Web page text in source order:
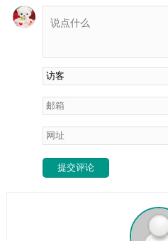
法：练习书法、刺绣等
精密制造...
提交评论